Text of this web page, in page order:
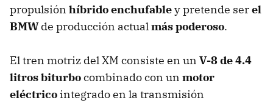
propulsión híbrido enchufabley pretende serel
BMWde producción actualmás poderoso.
El tren motriz del XM consiste en un V-8 de 4.4
litros biturbocombinado con un motor
eléctrico integrado en la transmisión